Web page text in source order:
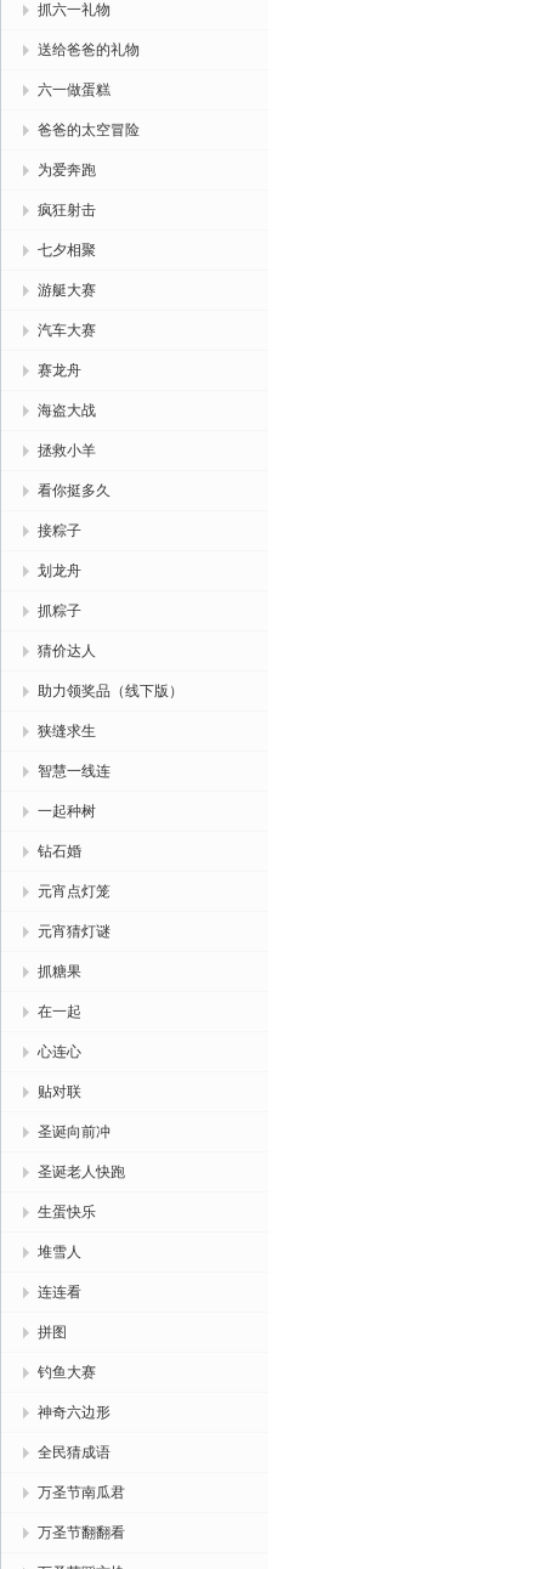
抓六一礼物
送给爸爸的礼物
六一做蛋糕
爸爸的太空冒险
为爱奔跑
疯狂射击
七夕相聚
游艇大赛
汽车大赛
赛龙舟
海盗大战
拯救小羊
看你挺多久
接粽子
划龙舟
抓粽子
猜价达人
助力领奖品（线下版）
狭缝求生
智慧一线连
一起种树
钻石婚
元宵点灯笼
元宵猜灯谜
抓糖果
在一起
心连心
贴对联
圣诞向前冲
圣诞老人快跑
生蛋快乐
堆雪人
连连看
拼图
钓鱼大赛
神奇六边形
全民猜成语
万圣节南瓜君
万圣节翻翻看